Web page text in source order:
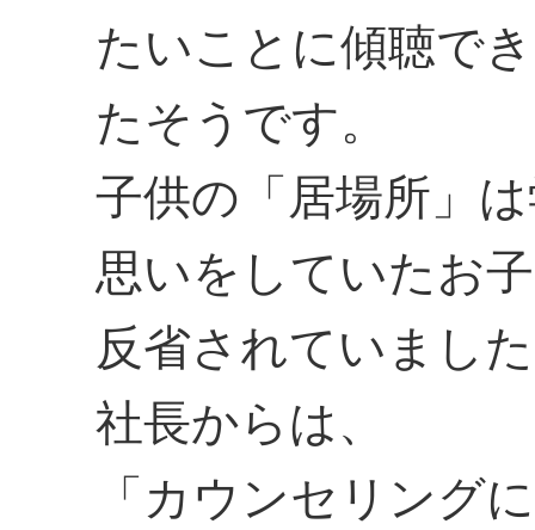
たいことに傾聴で
たそうです。
子供の「居場所」
思いをしていたお
反省されていまし
社長からは、
「カウンセリング